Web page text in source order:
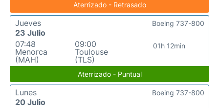
Aterrizado - Retrasado
Jueves
23 Julio
07:48
Menorca
(MAH)
09:00
Toulouse
(TLS)
01h 12min
Boeing 737-800
Aterrizado - Puntual
Lunes
20 Julio
Boeing 737-800